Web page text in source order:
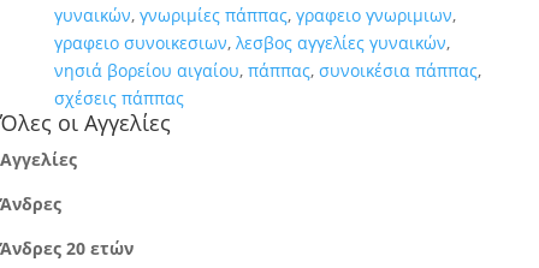
γυναικών, γνωριμίες πάππας, γραφειο γνωριμιων,
γραφειο συνοικεσιων, λεσβος αγγελίες γυναικών,
νησιά βορείου αιγαίου, πάππας, συνοικέσια πάππας,
σχέσεις πάππας
Όλες οι Αγγελίες
Αγγελίες
Άνδρες
Άνδρες 20 ετών